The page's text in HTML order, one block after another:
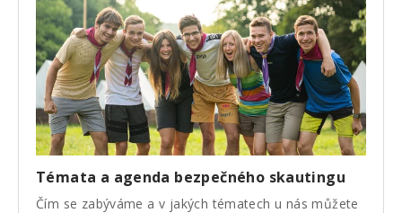
Témata a agenda bezpečného skautingu
Čím se zabýváme a v jakých tématech u nás můžete